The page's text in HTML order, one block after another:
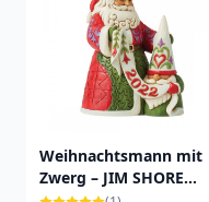
Weihnachtsmann mit
Zwerg – JIM SHORE